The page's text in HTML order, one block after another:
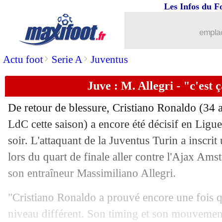
Actu foot> Serie A> Juventus
Les Infos du
Juve : M. Allegri - "c'est
De retour de blessure, Cristiano Ronaldo (34
LdC cette saison) a encore été décisif en
soir. L'attaquant de la Juventus Turin a
lors du quart de finale aller contre l'Ajax
son entraîneur Massimiliano Allegri.
"Cristiano Ronaldo a prouvé encore une fois
niveau différent. Son timing et son
Zurich : Malouda apprend son
11/04 Francfort: Jovic pourrait finalement
11/04 PSG: accident de la route pour
11/04 LdC: Ronaldo, le roi de la phase
11/04 PSG : Neymar reprend
11/04 Atletico: Diego Costa suspendu 8
VIDEO : la virgule-petit pont de